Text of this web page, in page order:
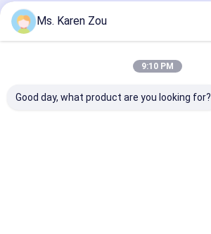
추천된 제품
Ms. Karen Zou
9:10 PM
Good day, what product are you looking for?